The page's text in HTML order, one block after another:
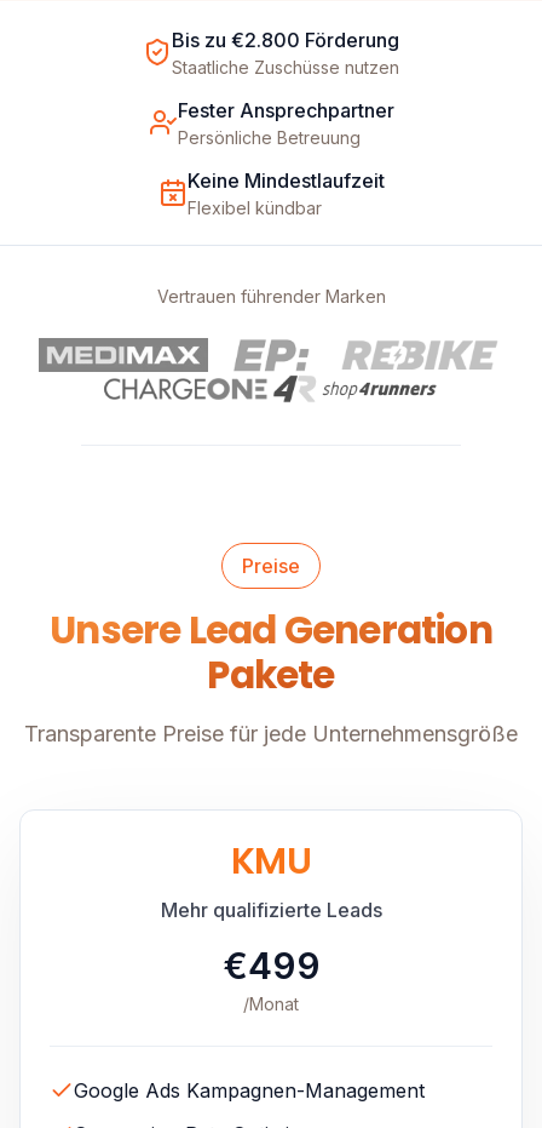
Bis zu €2.800 Förderung
Staatliche Zuschüsse nutzen
Fester Ansprechpartner
Persönliche Betreuung
Keine Mindestlaufzeit
Flexibel kündbar
Vertrauen führender Marken
Preise
Unsere Lead Generation
Pakete
Transparente Preise für jede Unternehmensgröße
KMU
Mehr qualifizierte Leads
€499
/Monat
Google Ads Kampagnen-Management